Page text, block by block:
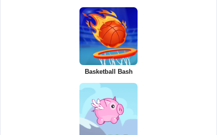
Basketball Bash